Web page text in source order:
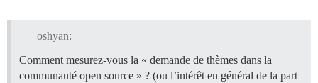
oshyan:
Comment mesurez-vous la « demande de thèmes dans la
communauté open source » ? (ou l’intérêt en général de la part